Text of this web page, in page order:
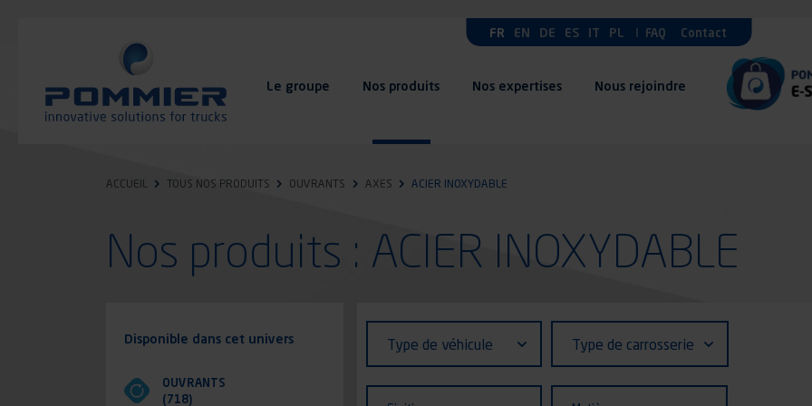
FR EN DE ES IT PL FAQ Contact
Le groupe Nos produits Nos expertises Nous rejoindre
ACCUEIL TOUS NOS PRODUITS OUVRANTS AXES ACIER INOXYDABLE
Nos produits : ACIER INOXYDABLE
véhicule
Type de véhicule
carrosserie
Type de carrosserie
Disponible dans cet univers
OUVRANTS
(718)